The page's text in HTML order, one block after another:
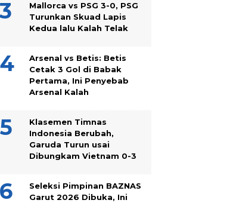
Mallorca vs PSG 3-0, PSG
Turunkan Skuad Lapis
Kedua lalu Kalah Telak
Arsenal vs Betis: Betis
Cetak 3 Gol di Babak
Pertama, Ini Penyebab
Arsenal Kalah
Klasemen Timnas
Indonesia Berubah,
Garuda Turun usai
Dibungkam Vietnam 0-3
Seleksi Pimpinan BAZNAS
Garut 2026 Dibuka, Ini